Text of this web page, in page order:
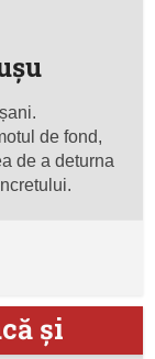
de fond,
de a deturna
şi